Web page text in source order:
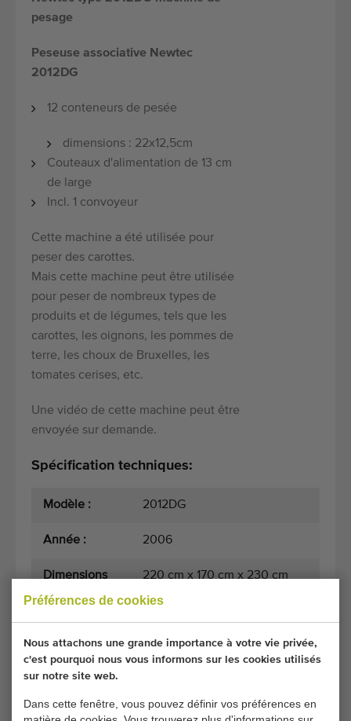
Préférences de cookies
Nous attachons une grande importance à votre vie privée,
c'est pourquoi nous vous informons sur les cookies utilisés
sur notre site web.
Dans cette fenêtre, vous pouvez définir vos préférences en
pesage
Peseuse associative Newtec
2012DG
12 conteneurs de pesée
dimensions : 22x12,5cm
Couteaux d'alimentation de 13 cm
de large
Incl. 1 convoyeur
Cette machine a été utilisée pour
peser des carottes.
Mais cette machine peut être utilisée
pour peser de nombreux types de
produits et de légumes, tels que les
carottes, les oignons, les pommes de
terre, les choux de Bruxelles, les
tomates cerises, etc.
Une vidéo de cette machine peut être
envoyée sur demande.
Spécification techniques:
Modèle : 2012DG
Année : 2006
Dimensions
du transport :
220 cm x 170 cm x 230 cm
(Longueur x Largeur x Hauteur)
Conditions générales Processus d'achat